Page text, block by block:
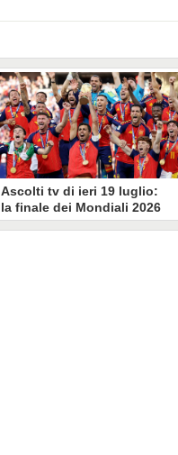
Ascolti tv di ieri 19 luglio:
la finale dei Mondiali 2026
Spagna-Argentina